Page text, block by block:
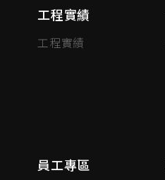
工程實績
工程實績
員工專區